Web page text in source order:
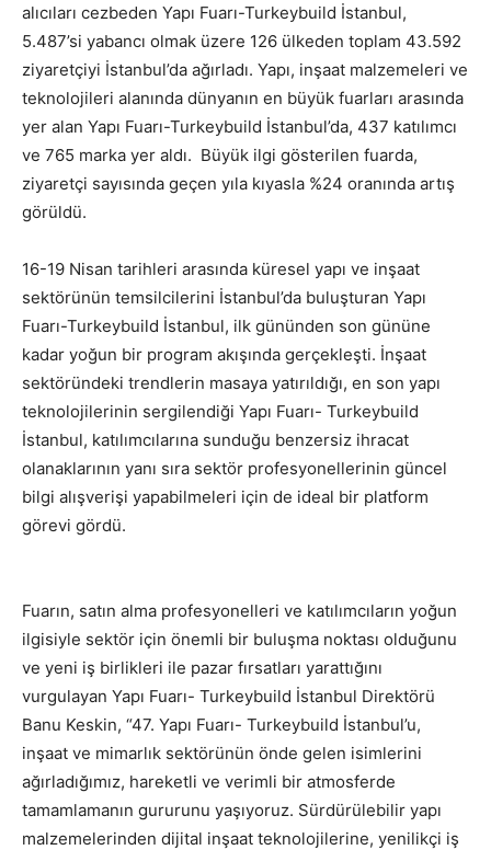
alıcıları cezbeden Yapı Fuarı-Turkeybuild İstanbul,
5.487’si yabancı olmak üzere 126 ülkeden toplam 43.592
ziyaretçiyi İstanbul’da ağırladı. Yapı, inşaat malzemeleri ve
teknolojileri alanında dünyanın en büyük fuarları arasında
yer alan Yapı Fuarı-Turkeybuild İstanbul’da, 437 katılımcı
ve 765 marka yer aldı. Büyük ilgi gösterilen fuarda,
ziyaretçi sayısında geçen yıla kıyasla %24 oranında artış
görüldü.
16-19 Nisan tarihleri arasında küresel yapı ve inşaat
sektörünün temsilcilerini İstanbul’da buluşturan Yapı
Fuarı-Turkeybuild İstanbul, ilk gününden son gününe
kadar yoğun bir program akışında gerçekleşti. İnşaat
sektöründeki trendlerin masaya yatırıldığı, en son yapı
teknolojilerinin sergilendiği Yapı Fuarı- Turkeybuild
İstanbul, katılımcılarına sunduğu benzersiz ihracat
olanaklarının yanı sıra sektör profesyonellerinin güncel
bilgi alışverişi yapabilmeleri için de ideal bir platform
görevi gördü.
Fuarın, satın alma profesyonelleri ve katılımcıların yoğun
ilgisiyle sektör için önemli bir buluşma noktası olduğunu
ve yeni iş birlikleri ile pazar fırsatları yarattığını
vurgulayan Yapı Fuarı- Turkeybuild İstanbul Direktörü
Banu Keskin, “47. Yapı Fuarı- Turkeybuild İstanbul’u,
inşaat ve mimarlık sektörünün önde gelen isimlerini
ağırladığımız, hareketli ve verimli bir atmosferde
tamamlamanın gururunu yaşıyoruz. Sürdürülebilir yapı
malzemelerinden dijital inşaat teknolojilerine, yenilikçi iş